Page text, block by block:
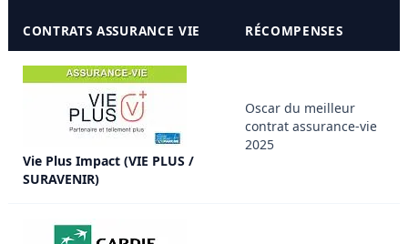
CONTRATS ASSURANCE VIE RÉCOMPENSES
Vie Plus Impact (VIE PLUS /
SURAVENIR)
Oscar du meilleur
contrat assurance-vie
2025